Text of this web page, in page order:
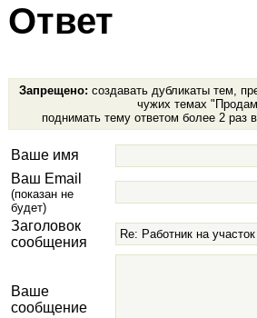
Ответ
Запрещено: создавать дубликаты тем,
чужих темах
поднимать тему ответом более 2 раз
Ваше имя
Ваш Email
(показан не
будет)
Заголовок
сообщения
Ваше
сообщение